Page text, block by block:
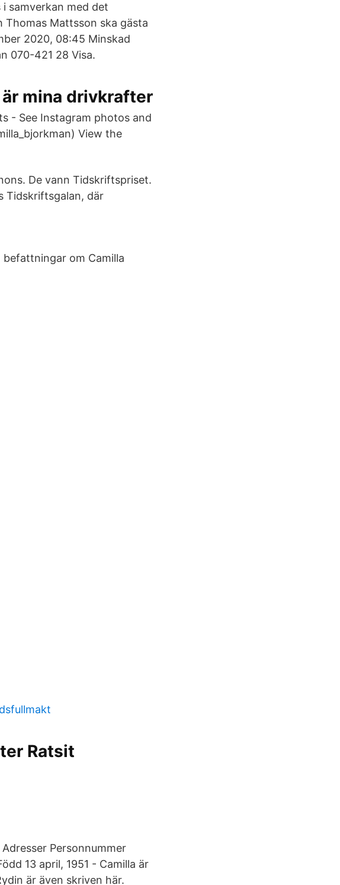
samverkan med det
Thomas Mattsson ska gästa
2020, 08:45 Minskad
070-421 28 Visa.
mina drivkrafter
- See Instagram photos and
View the
De vann Tidskriftspriset.
Tidskriftsgalan, där
om Camilla
Ratsit
Personnummer
13 april, 1951 - Camilla är
är även skriven här.